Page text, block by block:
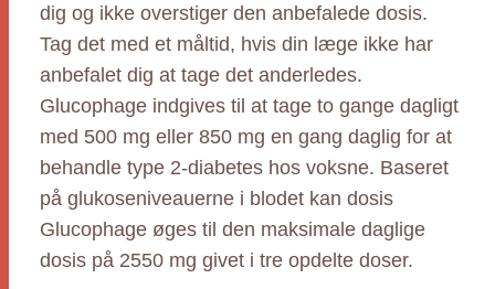
dig og ikke overstiger den anbefalede dosis.
Tag det med et måltid, hvis din læge ikke har
anbefalet dig at tage det anderledes.
Glucophage indgives til at tage to gange dagligt
med 500 mg eller 850 mg en gang daglig for at
behandle type 2-diabetes hos voksne. Baseret
på glukoseniveauerne i blodet kan dosis
Glucophage øges til den maksimale daglige
dosis på 2550 mg givet i tre opdelte doser.